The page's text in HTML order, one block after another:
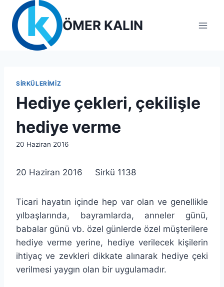
content
ÖMER KALIN
SIRKÜLERIMIZ
Hediye çekleri, çekilişle
hediye verme
By
20 Haziran 2016
20 Haziran 2016 Sirkü 1138
Ticari hayatın içinde hep var olan ve genellikle
yılbaşlarında, bayramlarda, anneler günü,
babalar günü vb. özel günlerde özel müşterilere
hediye verme yerine, hediye verilecek kişilerin
ihtiyaç ve zevkleri dikkate alınarak hediye çeki
verilmesi yaygın olan bir uygulamadır.